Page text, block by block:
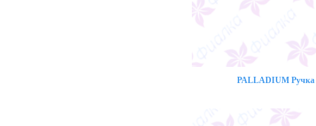
PALLADIUM Ручка